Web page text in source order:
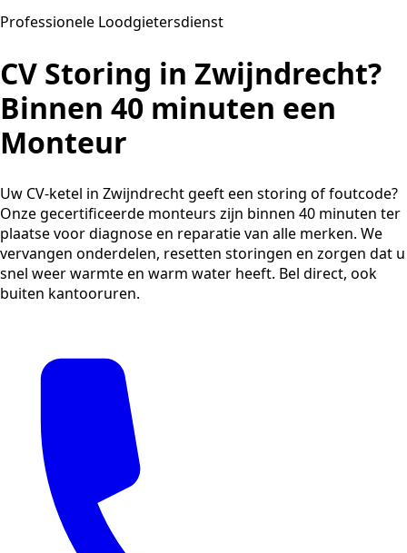
Professionele Loodgietersdienst
CV Storing in Zwijndrecht?
Binnen 40 minuten een
Monteur
Uw CV-ketel in Zwijndrecht geeft een storing of foutcode?
Onze gecertificeerde monteurs zijn binnen 40 minuten ter
plaatse voor diagnose en reparatie van alle merken. We
vervangen onderdelen, resetten storingen en zorgen dat u
snel weer warmte en warm water heeft. Bel direct, ook
buiten kantooruren.